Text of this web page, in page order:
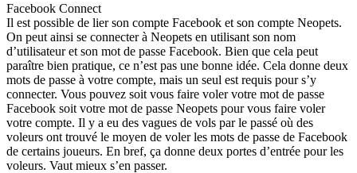
Facebook Connect
Il est possible de lier son compte Facebook et son compte Neopets.
On peut ainsi se connecter à Neopets en utilisant son nom
d’utilisateur et son mot de passe Facebook. Bien que cela peut
paraître bien pratique, ce n’est pas une bonne idée. Cela donne deux
mots de passe à votre compte, mais un seul est requis pour s’y
connecter. Vous pouvez soit vous faire voler votre mot de passe
Facebook soit votre mot de passe Neopets pour vous faire voler
votre compte. Il y a eu des vagues de vols par le passé où des
voleurs ont trouvé le moyen de voler les mots de passe de Facebook
de certains joueurs. En bref, ça donne deux portes d’entrée pour les
voleurs. Vaut mieux s’en passer.